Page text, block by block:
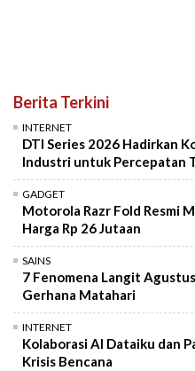
Berita Terkini
INTERNET
DTI Series 2026 Hadirkan
Industri untuk Percepatan
GADGET
Motorola Razr Fold Resmi
Harga Rp 26 Jutaan
SAINS
7 Fenomena Langit
Gerhana Matahari
INTERNET
Kolaborasi AI Dataiku dan
Krisis Bencana